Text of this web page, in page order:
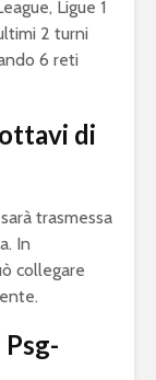
Ligue 1
2 turni
6 reti
di
trasmessa
In
collegare